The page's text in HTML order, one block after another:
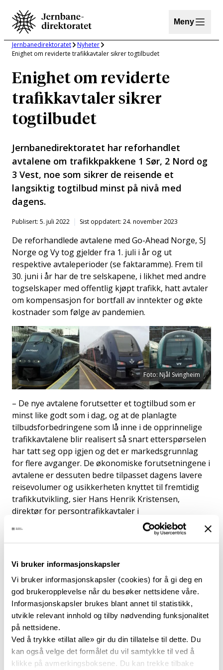
Vi bruker informasjonskapsler
Vi bruker informasjonskapsler (cookies) for å gi deg en
god brukeropplevelse når du besøker nettsidene våre.
Informasjonskapsler brukes blant annet til statistikk,
utvikle relevant innhold og tilby nødvending funksjonalitet
på nettsidene.
Ved å trykke «tillat alle» gir du din tillatelse til dette. Du
kan også velge det formålet du vil samtykke til ved å
klikke på avmerkingsboksene. Du kan trekke tilbake
Hopp
innhold
Meny
Jernbanedirektoratet
Nyheter
Enighet om reviderte trafikkavtaler sikrer togtilbudet
Enighet om reviderte
trafikkavtaler sikrer
togtilbudet
Jernbanedirektoratet har reforhandlet
avtalene om trafikkpakkene 1 Sør, 2 Nord og
3 Vest, noe som sikrer de reisende et
langsiktig togtilbud minst på nivå med
dagens.
Publisert: 5. juli 2022 Sist oppdatert: 24. november 2023
De reforhandlede avtalene med Go-Ahead Norge, SJ
Norge og Vy tog gjelder fra 1. juli i år og ut
respektive avtaleperioder (se faktaramme). Frem til
30. juni i år har de tre selskapene, i likhet med andre
togselskaper med offentlig kjøpt trafikk, hatt avtaler
om kompensasjon for bortfall av inntekter og økte
kostnader som følge av pandemien.
Foto: Njål Svingheim
– De nye avtalene forutsetter et togtilbud som er
minst like godt som i dag, og at de planlagte
tilbudsforbedringene som lå inne i de opprinnelige
trafikkavtalene blir realisert så snart etterspørselen
har tatt seg opp igjen og det er markedsgrunnlag
for flere avganger. De økonomiske forutsetningene i
avtalene er dessuten bedre tilpasset dagens lavere
reisevolumer og usikkerheten knyttet til fremtidig
trafikkutvikling, sier Hans Henrik Kristensen,
direktør for persontrafikkavtaler i
Kristensen minner om at alle dagens avtaler ble
2020. Nedstengningen av samfunnet i nærmere to år
førte til en dramatisk nedgang i antall togreisende,
og betydelig usikkerhet om den fremtidige effekten
på folks reisevaner, noe som også skaper usikkerhet
om togselskapenes inntekter.
Endringene i trafikkavtalene
består av tre hovedelementer: